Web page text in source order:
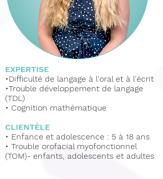
EXPERTISE
•Difficulté de langage à l'oral et à l'écrit
•Trouble développement de langage
(TDL)
• Cognition mathématique
CLIENTÈLE
• Enfance et adolescence : 5 à 18 ans
• Trouble orofacial myofonctionnel
(TOM)- enfants, adolescents et adultes